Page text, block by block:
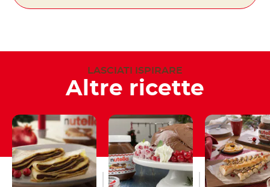
LASCIATI ISPIRARE
Altre ricette